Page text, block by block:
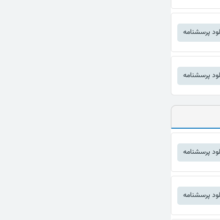
پرسشنامه
پرسشنامه
پرسشنامه
پرسشنامه